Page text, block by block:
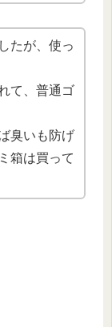
たが、使っ
て、普通ゴ
臭いも防げ
箱は買って